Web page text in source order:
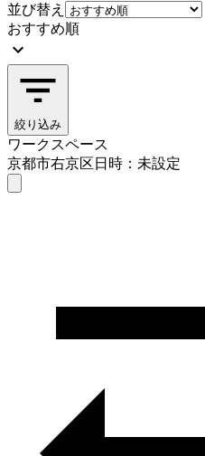
並び替え
おすすめ順
絞り込み
ワークスペース
京都市右京区日時：未設定